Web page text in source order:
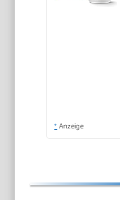
* Anzeige